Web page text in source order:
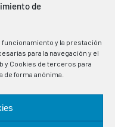
de
y la prestación
para la navegación y el
y Cookies de terceros para
forma anónima.
electrónica
en procesos